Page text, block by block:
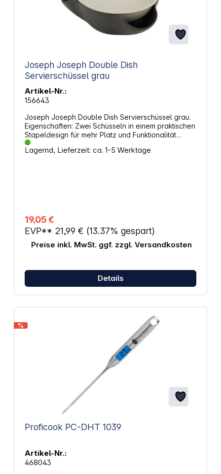
Joseph Joseph Double Dish
Servierschüssel grau
Artikel-Nr.:
156643
Joseph Joseph Double Dish Servierschüssel grau.
Eigenschaften: Zwei Schüsseln in einem praktischen
Stapeldesign für mehr Platz und Funktionalität
Clevere Wölbungen an der unteren Schüssel
ermöglichen das mühelose Entsorgen von
Spülmaschinenfest nicht für die Mikrowelle
geeignet BPA-frei Abmessungen (H x B x T): 6,2 x
17,8 x 16,8 cm
Lagernd, Lieferzeit: ca. 1-5 Werktage
19,05 €
EVP** 21,99 € (13.37% gespart)
Preise inkl. MwSt. ggf. zzgl. Versandkosten
Details
%
Proficook PC-DHT 1039
Artikel-Nr.:
468043